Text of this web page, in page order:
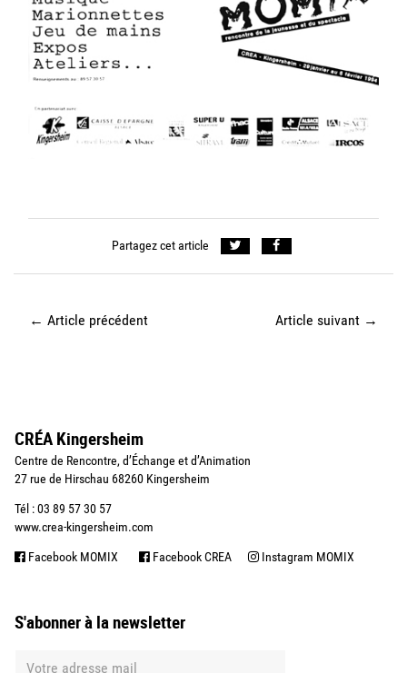
Partagez cet article
← Article précédent Article suivant →
CRÉA Kingersheim
Centre de Rencontre, d’Échange et d’Animation
27 rue de Hirschau 68260 Kingersheim
Tél : 03 89 57 30 57
www.crea-kingersheim.com
Facebook MOMIX Facebook CREA Instagram MOMIX
S'abonner à la newsletter